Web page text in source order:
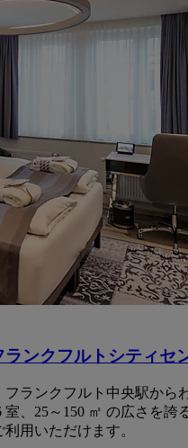
ンクフルトシティセ
ランクフルト中央駅か
、25～150 ㎡ の広さを
用いただけます。